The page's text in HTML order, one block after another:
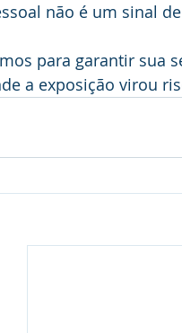
não é um sinal
para garantir sua
a exposição virou